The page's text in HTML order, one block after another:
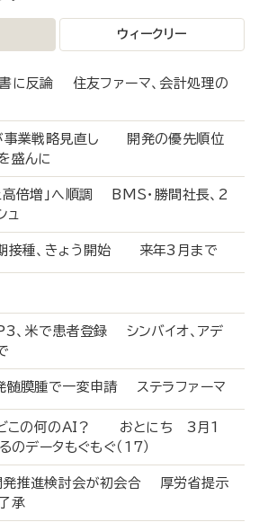
ウィークリー
に反論 住友ファーマ、会計処理の
が事業戦略見直し 開発の優先順位
盛んに
高倍増」へ順調 BMS・勝間社長、2
ュ
期接種、きょう開始 来年3月まで
、米で患者登録 シンバイオ、アデ
髄膜腫で一変申請 ステラファーマ
どこの何のAI？ おとにち 3月1
のデータもぐもぐ（17）
発推進検討会が初会合 厚労省提示
承